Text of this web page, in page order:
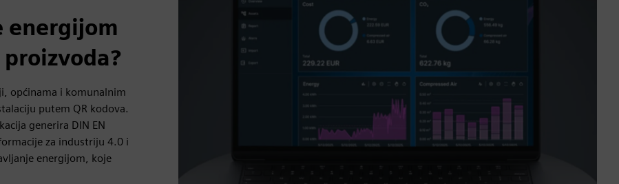
energijom
općinama i komunalnim
putem QR kodova.
generira DIN EN
za industriju 4.0 i
energijom, koje